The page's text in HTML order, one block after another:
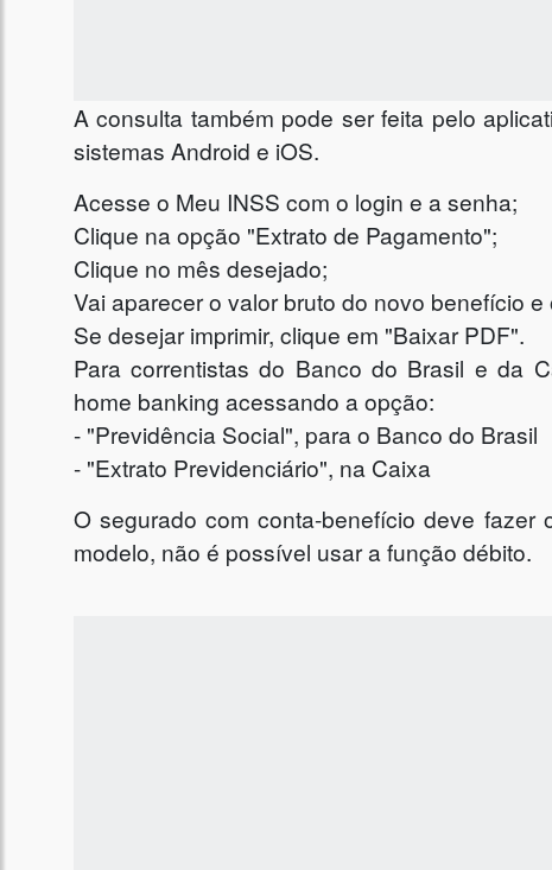
A consulta também pode ser feita pelo
sistemas Android e iOS.
Acesse o Meu INSS com o login e a senha;
Clique na opção "Extrato de Pagamento";
Clique no mês desejado;
Vai aparecer o valor bruto do novo benefício
Se desejar imprimir, clique em "Baixar PDF".
Para correntistas do Banco do Brasil e da
home banking acessando a opção:
- "Previdência Social", para o Banco do Brasil
- "Extrato Previdenciário", na Caixa
O segurado com conta-benefício deve
modelo, não é possível usar a função débito.